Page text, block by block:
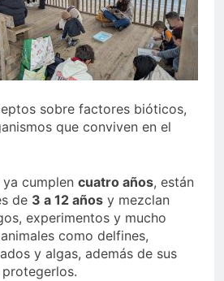
sobre factores bióticos,
que conviven en el
cumplen cuatro años, están
de 3 a 12 años y mezclan
experimentos y mucho
como delfines,
y algas, además de sus